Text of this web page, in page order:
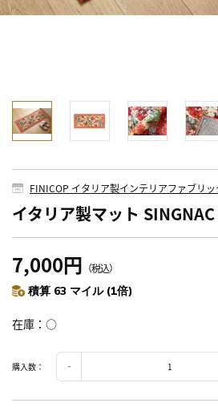
FINICOP イタリア製インテリアファブリ
イタリア製マット
7,000円 （税込）
積算 63 マイル (1倍)
在庫 ○
購入数：